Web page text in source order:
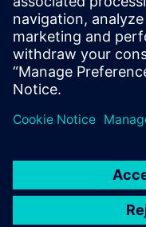
Katere
voljo na